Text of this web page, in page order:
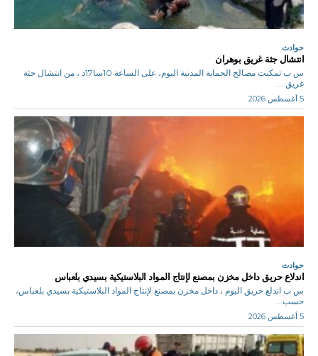
حوادث
انتشال جثة غريق بوهران
س ب تمكنت مصالح الحماية المدنية اليوم، على الساعة 10سا17د ، من انتشال جثة
غريق ...
5 أغسطس 2026
حوادث
اندلاع حريق داخل مخزن بمصنع لإنتاج المواد البلاستيكية بسيدي بلعباس
س ب اندلع حريق اليوم ، داخل مخزن بمصنع لإنتاج المواد البلاستيكية بسيدي بلعباس،
حسب...
5 أغسطس 2026